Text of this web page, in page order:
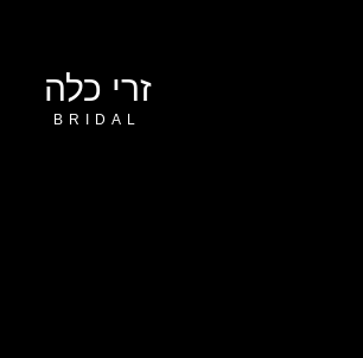
זרי כלה
BRIDAL